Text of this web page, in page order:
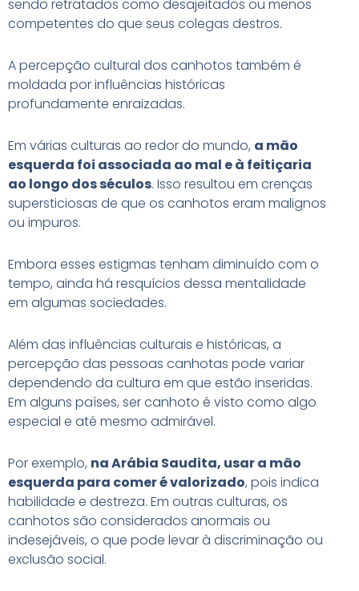
sendo retratados como desajeitados ou menos
competentes do que seus colegas destros.
A percepção cultural dos canhotos também é
moldada por influências históricas
profundamente enraizadas.
Em várias culturas ao redor do mundo, a mão
esquerda foi associada ao mal e à feitiçaria
ao longo dos séculos. Isso resultou em crenças
supersticiosas de que os canhotos eram malignos
ou impuros.
Embora esses estigmas tenham diminuído com o
tempo, ainda há resquícios dessa mentalidade
em algumas sociedades.
Além das influências culturais e históricas, a
percepção das pessoas canhotas pode variar
dependendo da cultura em que estão inseridas.
Em alguns países, ser canhoto é visto como algo
especial e até mesmo admirável.
Por exemplo, na Arábia Saudita, usar a mão
esquerda para comer é valorizado, pois indica
habilidade e destreza. Em outras culturas, os
canhotos são considerados anormais ou
indesejáveis, o que pode levar à discriminação ou
exclusão social.